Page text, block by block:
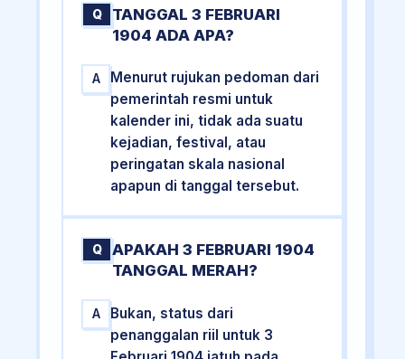
Q
TANGGAL 3 FEBRUARI
1904 ADA APA?
A
Menurut rujukan pedoman dari
pemerintah resmi untuk
kalender ini, tidak ada suatu
kejadian, festival, atau
peringatan skala nasional
apapun di tanggal tersebut.
Q
APAKAH 3 FEBRUARI 1904
TANGGAL MERAH?
A
Bukan, status dari
penanggalan riil untuk 3